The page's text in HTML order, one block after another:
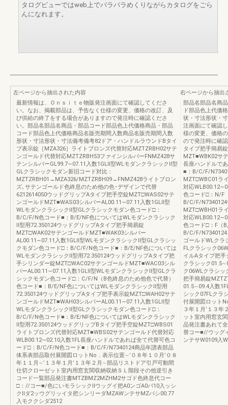
タログビューではweb上でパラパラめくりながらカタログをごら
んになれます。
左ページから抽出された内容
最新情報は、Ｏｎｓｉｔｅ物販発注画面にて確認してくださ
い。なお、掲載部品は、予告なく仕様の変更、価格の改訂、及
び供給の終了をする場合がありますので発注時に確認くださ
い。部品名部品名商品・部品コード部品色上代価格商品・部品
コード部品色上代価格商品名販売期間入数商品名販売期間入数
形状・寸法形状・寸法備考備考82ドア・ハンドルラウンドBタイ
プ表示錠［MZA326］ライトブロンズ代替対応MZTZRBH02サテ
ンゴールド代替対応MZTZRBH53ファインシルバーFNMZ428サ
テンシルバーGL99.7∼07.11入数1GLⅡ型WLモダンクラシックⅡ型
GLクラシックモダン新旧コード対比：
MZTZRBH01→MZA326/MZTZRBH09→FNMZ428ライトブロン
ズ､サテンゴールド色終息のため他の色･デザインで代替
6212614050ウッドグリップAタイプ把手空錠MZT□WAS02サテ
ンゴールドMZT■WAS03シルバーAL00.11∼07.11入数1GLⅡ型
WLモダンクラシックⅡ型GLクラシックモダン色コード□：
B/C/F/N色コード■：B/E/NF色についてはWLモダンクラシック
Ⅱ型用72.350124ウッドグリップAタイプ把手簡易錠
MZT□WAK02サテンゴールドMZT■WAK03シルバー
AL00.11∼07.11入数1GLⅡ型WLモダンクラシックⅡ型GLクラシッ
クモダン色コード□：B/C/F/N色コード■：B/E/NF色については
WLモダンクラシックⅡ型用72.350124ウッドグリップAタイプ把
手シリンダー錠MZT□WAC02サテンゴールドMZT■WAC03シル
バーAL00.11∼07.11入数1GLⅡ型WLモダンクラシックⅡ型GLクラ
シックモダン色コード□：C/F/N（B色終息のため他色で代替）
色コード■：B/E/NF色についてはWLモダンクラシックⅡ型用
72.350124ウッドグリップAタイプ把手表示錠MZT□WAH02サテ
ンゴールドMZT■WAH03シルバーAL00.11∼07.11入数1GLⅡ型
WLモダンクラシックⅡ型GLクラシックモダン色コード□：
B/C/F/N色コード■：B/E/NF色についてはWLモダンクラシック
Ⅱ型用72.350124ウッドグリップBタイプ把手空錠MZT□WBS01
ライトブロンズ代替対応MZT■WBS02サテンゴールド代替対応
WLB00.12∼02.10入数1FL長座ハンドルであれば全て代替可色コ
ード□：B/C/F/N色コード■：B/C/F/N7340124商品年譜表部品
体系表部品取付展開図ロットNo．表示位置∼’０８年１０月’０８
年１１月∼’１３年１月’１３年２月∼部品リストドア引戸可動間
仕切クローゼット室内用窓玄関収納収納ＳＬ階段その他逆引き
コード一覧部品発注書MTZBMZ2MZHM2サゴド色終息代コー
□：//コー■/色にいモラシックⅡウッグイ把A0ンゴA0バ10入ッシ
クⅡダ2ッウグリッイタ把シンリーダMZAWンテサMZバシ00.77
入モククシダ2512
右ページから抽出
部品名部品名商
ド部品色上代価
状・寸法形状・
注画面にて確認
様の変更、価格
ので発注時に確
タイプ把手簡易
MZT■WBK02サ
長座ハンドルで
■：B/C/F/
MZT□WBC01ラ
対応
色コード□：N/F
B/C/F/N7340124
MZT□WBH01ラ
対応
色コード□：F（
B/C/F/N7340124
ゴールドWLクラ
FLクラシック
イルAタイプ把
クラシック
ク06WLクラシッ
把手簡易錠
01.5∼09.4入数
シック07FLクラ
付展開図ロット
３年１月’１３
ット室内用窓玄
品発注書あれて
替コー■//ウッグ
ンテサW0109入